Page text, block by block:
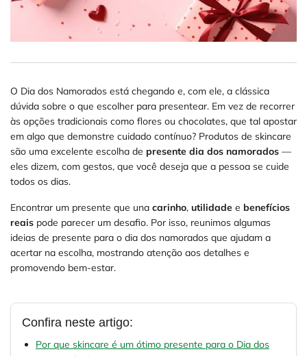
O Dia dos Namorados está chegando e, com ele, a clássica
dúvida sobre o que escolher para presentear. Em vez de recorrer
às opções tradicionais como flores ou chocolates, que tal apostar
em algo que demonstre cuidado contínuo? Produtos de skincare
são uma excelente escolha de presente dia dos namorados —
eles dizem, com gestos, que você deseja que a pessoa se cuide
todos os dias.
Encontrar um presente que una carinho, utilidade e benefícios
reais pode parecer um desafio. Por isso, reunimos algumas
ideias de presente para o dia dos namorados que ajudam a
acertar na escolha, mostrando atenção aos detalhes e
promovendo bem-estar.
Confira neste artigo:
Por que skincare é um ótimo presente para o Dia dos